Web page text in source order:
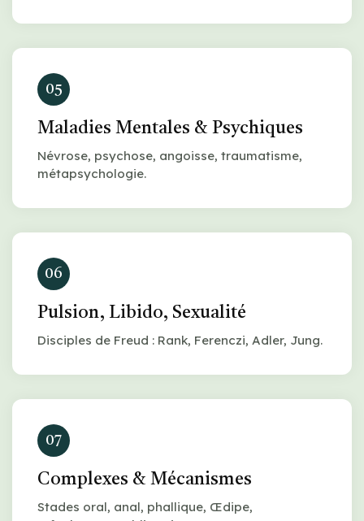
05
Maladies Mentales & Psychiques
Névrose, psychose, angoisse, traumatisme,
métapsychologie.
06
Pulsion, Libido, Sexualité
Disciples de Freud : Rank, Ferenczi, Adler, Jung.
07
Complexes & Mécanismes
Stades oral, anal, phallique, Œdipe,